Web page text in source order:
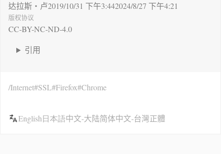
达拉斯・卢2019/10/31 下午3:442024/8/27 下午4:21
版权协议
CC-BY-NC-ND-4.0
引用
Internet SSL Firefox Chrome
English日本語中文-大陆简体中文-台灣正體